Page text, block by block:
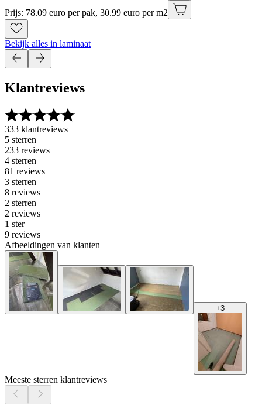
Prijs: 78.09 euro per pak, 30.99 euro per m2
Bekijk alles in laminaat
Klantreviews
333 klantreviews
5 sterren
233 reviews
4 sterren
81 reviews
3 sterren
8 reviews
2 sterren
2 reviews
1 ster
9 reviews
Afbeeldingen van klanten
+3
Meeste sterren klantreviews